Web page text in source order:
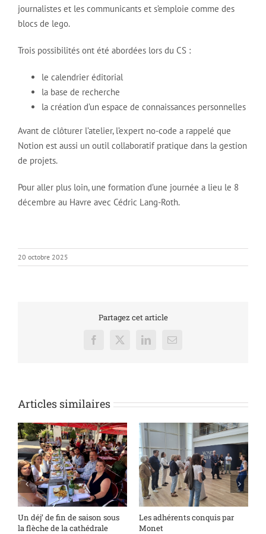
journalistes et les communicants et s’emploie comme des
blocs de lego.
Trois possibilités ont été abordées lors du CS :
le calendrier éditorial
la base de recherche
la création d’un espace de connaissances personnelles
Avant de clôturer l’atelier, l’expert no-code a rappelé que
Notion est aussi un outil collaboratif pratique dans la gestion
de projets.
Pour aller plus loin, une formation d’une journée a lieu le 8
décembre au Havre avec Cédric Lang-Roth.
20 octobre 2025
Partagez cet article
Facebook
X LinkedInEmail
Articles similaires
Un déj’ de fin de saison sous
la flèche de la cathédrale
Les adhérents conquis par
Monet